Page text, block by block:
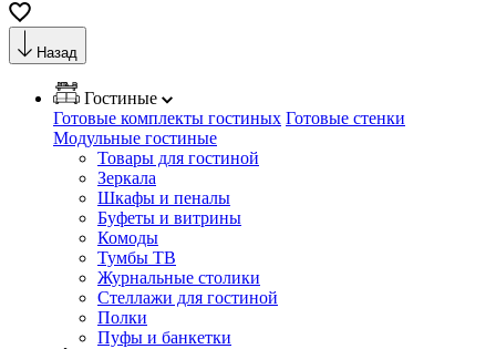
Назад
Гостиные
Готовые комплекты гостиных Готовые стенки
Модульные гостиные
Товары для гостиной
Зеркала
Шкафы и пеналы
Буфеты и витрины
Комоды
Тумбы ТВ
Журнальные столики
Стеллажи для гостиной
Полки
Пуфы и банкетки